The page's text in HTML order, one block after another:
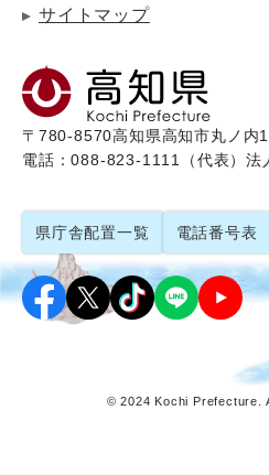
サイトマップ
〒780-8570高知県高知市丸ノ内
電話：088-823-1111（代表）法
県庁舎配置一覧 電話番号表
© 2024 Kochi Prefecture.